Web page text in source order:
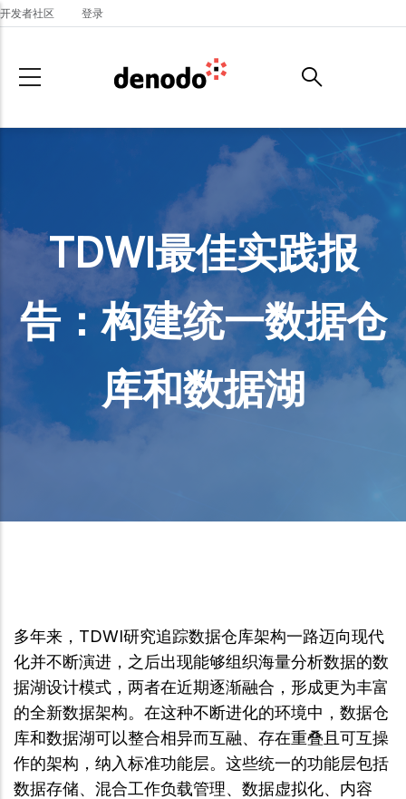
Skip to main content
开发者社区 登录
TDWI最佳实践报
告：构建统一数据仓
库和数据湖
多年来，TDWI研究追踪数据仓库架构一路迈向现代
化并不断演进，之后出现能够组织海量分析数据的数
据湖设计模式，两者在近期逐渐融合，形成更为丰富
的全新数据架构。在这种不断进化的环境中，数据仓
库和数据湖可以整合相异而互融、存在重叠且可互操
作的架构，纳入标准功能层。这些统一的功能层包括
数据存储、混合工作负载管理、数据虚拟化、内容